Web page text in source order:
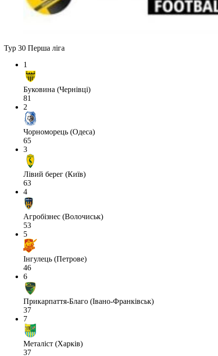
Тур 30 Перша ліга
1
Буковина (Чернівці)
81
2
Чорноморець (Одеса)
65
3
Лівий берег (Київ)
63
4
Агробізнес (Волочиськ)
53
5
Інгулець (Петрове)
46
6
Прикарпаття-Благо (Івано-Франківськ)
37
7
Металіст (Харків)
37